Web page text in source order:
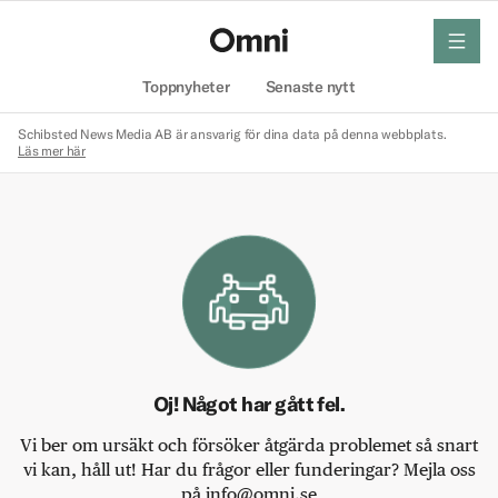
Toppnyheter Senaste nytt
meny
Schibsted News Media AB är ansvarig för dina data på denna webbplats.
Läs mer här
Oj! Något har gått fel.
Vi ber om ursäkt och försöker åtgärda problemet så snart
vi kan, håll ut! Har du frågor eller funderingar? Mejla oss